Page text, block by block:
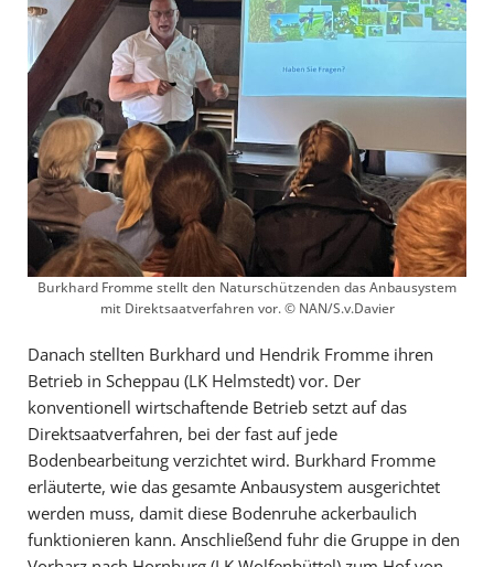
Burkhard Fromme stellt den Naturschützenden das Anbausystem
mit Direktsaatverfahren vor. © NAN/S.v.Davier
Danach stellten Burkhard und Hendrik Fromme ihren
Betrieb in Scheppau (LK Helmstedt) vor. Der
konventionell wirtschaftende Betrieb setzt auf das
Direktsaatverfahren, bei der fast auf jede
Bodenbearbeitung verzichtet wird. Burkhard Fromme
erläuterte, wie das gesamte Anbausystem ausgerichtet
werden muss, damit diese Bodenruhe ackerbaulich
funktionieren kann. Anschließend fuhr die Gruppe in den